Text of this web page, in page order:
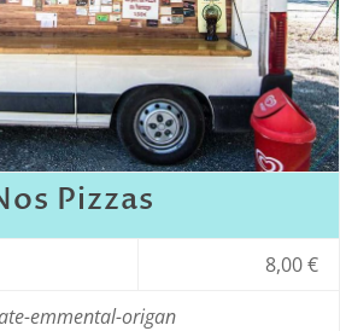
Pizzas
8,00 €
emmental-origan